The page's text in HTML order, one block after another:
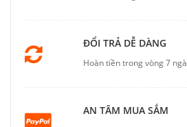
ĐỔI TRẢ DỄ DÀNG
Hoàn tiền trong vòng 7
AN TÂM MUA SẮM